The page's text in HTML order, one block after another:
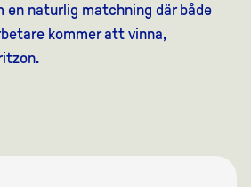
en naturlig matchning där både
kommer att vinna,